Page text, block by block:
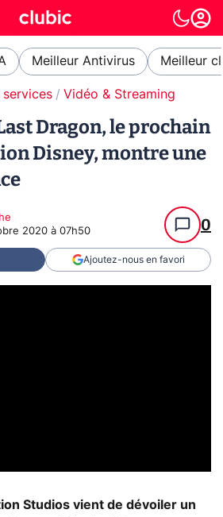
Meilleur Antivirus Meilleur
services Vidéo & Streaming
Dragon, le prochain
Disney, montre une
2020 à 07h50 0
Ajoutez-nous en favori
Studios vient de dévoiler un